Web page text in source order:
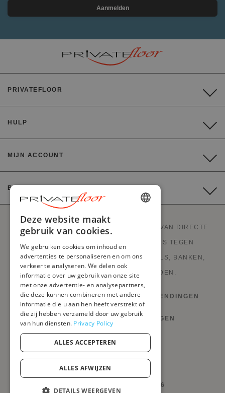
Aanmelden
PRIVATEFLOOR
HULP
MIJN ACCOUNT
BETALING
PRIVATEFLOOR IS DE EERSTE WEBSITE VAN DIRECTE
FABRIEKSVERKOOP EN GOEDE DEALS TEGEN
FABRIEKSPRIJZEN. STIJLVOLLE MEUBELS, BANKEN,
DECORATIE, LAMPEN EN HAARDEN.
HERROEPINGSRECHT EN RETOURZENDINGEN
VOORWAARDEN EN BEPALINGEN
PRIVACYBELEID
MIJN COOKIES BEHEREN
@PRIVATEFLOOR.COM 2026
DUTCH
GERMAN
ITALIAN
PORTUGUESE
SPANISH
Deze website maakt
gebruik van cookies.
We gebruiken cookies om inhoud en
advertenties te personaliseren en om ons
verkeer te analyseren. We delen ook
informatie over uw gebruik van onze site
met onze advertentie- en analysepartners,
die deze kunnen combineren met andere
informatie die u aan hen heeft verstrekt of
die zij hebben verzameld door uw gebruik
van hun diensten. Privacy Policy
ALLES ACCEPTEREN
ALLES AFWIJZEN
DETAILS WEERGEVEN